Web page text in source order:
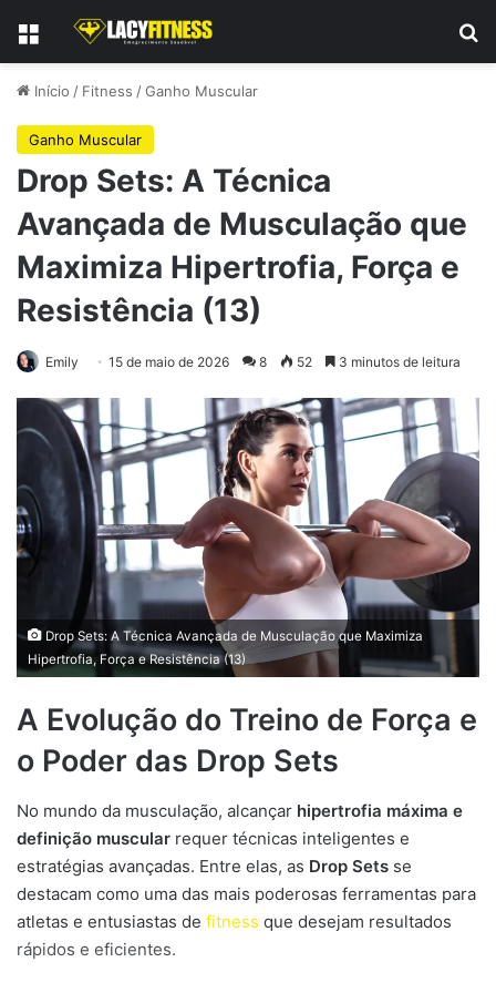
Menu
Início / Fitness /Ganho Muscular
Ganho Muscular
Drop Sets: A Técnica
Avançada de Musculação que
Maximiza Hipertrofia, Força e
Resistência (13)
Emily 15 de maio de 2026 8 52 3 minutos de leitura
Drop Sets: A Técnica Avançada de Musculação que Maximiza
Hipertrofia, Força e Resistência (13)
A Evolução do Treino de Força e
o Poder das Drop Sets
No mundo da musculação, alcançar hipertrofia máxima e
definição muscular requer técnicas inteligentes e
estratégias avançadas. Entre elas, as Drop Sets se
destacam como uma das mais poderosas ferramentas para
atletas e entusiastas de fitness que desejam resultados
rápidos e eficientes.